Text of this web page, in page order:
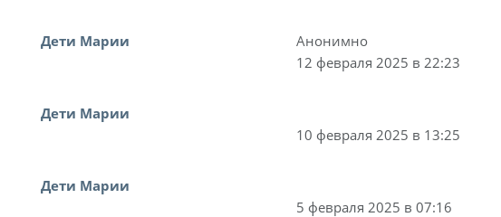
Дети Марии
Анонимно
12 февраля 2025 в 22:23
Дети Марии
10 февраля 2025 в 13:25
Дети Марии
5 февраля 2025 в 07:16